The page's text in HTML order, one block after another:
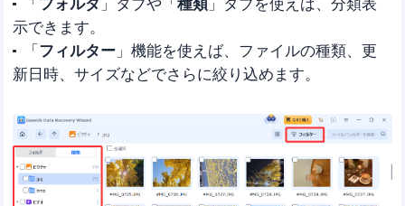
「 フォルダ」タブや「 種類」タブを使えば、分類表
示できます。
「 フィルター」機能を使えば、ファイルの種類、更
新日時、サイズなどでさらに絞り込めます。